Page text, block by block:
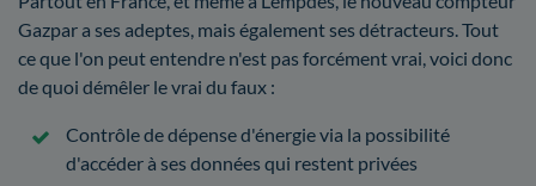
Gazpar a ses adeptes, mais également ses détracteurs. Tout
ce que l'on peut entendre n'est pas forcément vrai, voici donc
de quoi démêler le vrai du faux :
Contrôle de dépense d'énergie via la possibilité
d'accéder à ses données qui restent privées